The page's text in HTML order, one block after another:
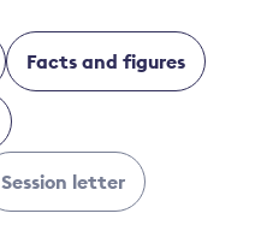
Facts and figures
Session letter